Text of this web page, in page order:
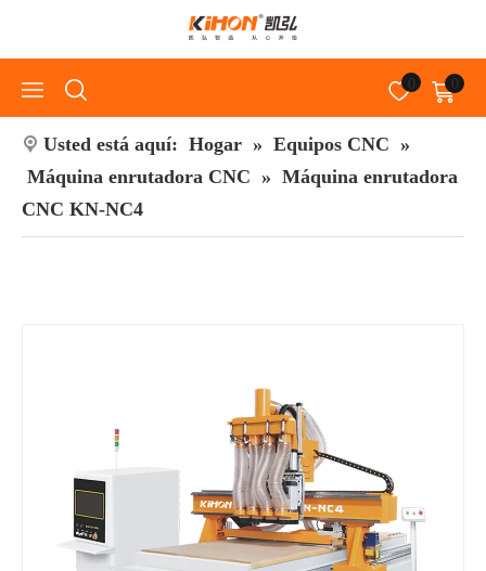
0
Usted está aquí: Hogar » Equipos CNC »
Máquina enrutadora CNC » Máquina enrutadora
CNC KN-NC4